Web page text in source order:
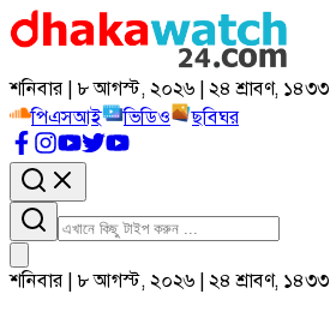
শনিবার | ৮ আগস্ট, ২০২৬ | ২৪ শ্রাবণ, ১৪৩৩
পিএসআই
ভিডিও ছবিঘর
শনিবার | ৮ আগস্ট, ২০২৬ | ২৪ শ্রাবণ, ১৪৩৩